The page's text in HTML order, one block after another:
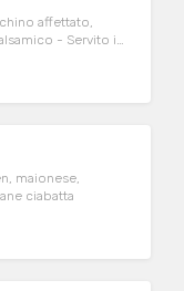
affettato,
- Servito in
maionese,
ciabatta